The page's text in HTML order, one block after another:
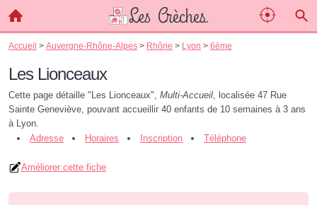
Accueil > Auvergne-Rhône-Alpes > Rhône > Lyon > 6ème
Les Lionceaux
Cette page détaille "Les Lionceaux", Multi-Accueil, localisée 47 Rue
Sainte Geneviève, pouvant accueillir 40 enfants de 10 semaines à 3 ans
à Lyon.
Adresse
Horaires Inscription Téléphone
Améliorer cette fiche